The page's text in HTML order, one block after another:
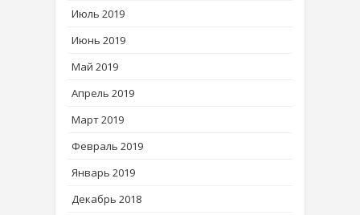
Июль 2019
Июнь 2019
Май 2019
Апрель 2019
Март 2019
Февраль 2019
Январь 2019
Декабрь 2018